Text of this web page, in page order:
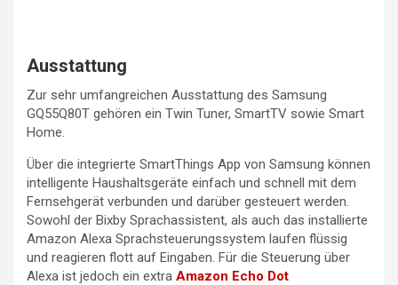
Ausstattung
Zur sehr umfangreichen Ausstattung des Samsung
GQ55Q80T gehören ein Twin Tuner, SmartTV sowie Smart
Home.
Über die integrierte SmartThings App von Samsung können
intelligente Haushaltsgeräte einfach und schnell mit dem
Fernsehgerät verbunden und darüber gesteuert werden.
Sowohl der Bixby Sprachassistent, als auch das installierte
Amazon Alexa Sprachsteuerungssystem laufen flüssig
und reagieren flott auf Eingaben. Für die Steuerung über
Alexa ist jedoch ein extra Amazon Echo Dot